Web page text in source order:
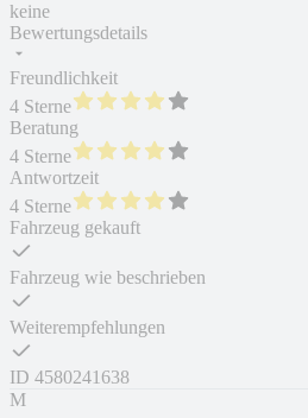
keine
Bewertungsdetails
Freundlichkeit
4 Sterne
Beratung
4 Sterne
Antwortzeit
4 Sterne
Fahrzeug gekauft
Fahrzeug wie beschrieben
Weiterempfehlungen
ID 4580241638
M